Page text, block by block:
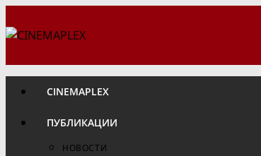
к
CINEMAPLEX
ПУБЛИКАЦИИ
НОВОСТИ